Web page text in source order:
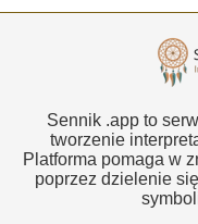
Sennik .app to
tworzenie
Platforma pomaga w
poprzez dzielenie